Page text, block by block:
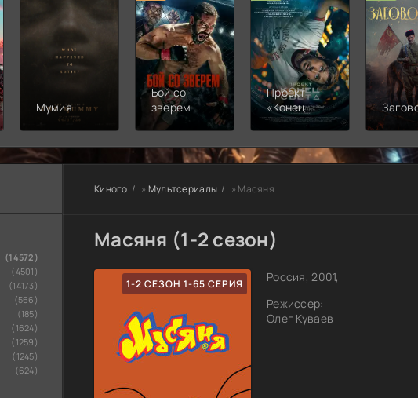
Мумия
Бой со
зверем
Проект
«Конец
света»
(14572)
(4501)
(14173)
(566)
(185)
(1624)
(1259)
(1245)
(624)
Киного » Мультсериалы » Масяня
Масяня (1-2 сезон)
1-2 СЕЗОН 1-65 СЕРИЯ
Россия, 2001,
Режиссер:
Олег Куваев